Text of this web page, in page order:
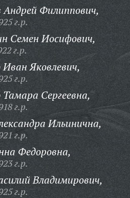
Андрей Филиппович,
г.р.
Семен Иосифович,
г.р.
Иван Яковлевич,
г.р.
Тамара Сергеевна,
г.р.
Ильинична,
г.р.
Федоровна,
г.р.
Владимирович,
г.р.